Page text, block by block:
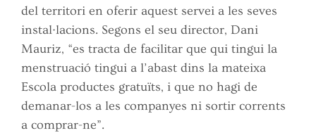
del territori en oferir aquest servei a les seves
instal·lacions. Segons el seu director, Dani
Mauriz, “es tracta de facilitar que qui tingui la
menstruació tingui a l’abast dins la mateixa
Escola productes gratuïts, i que no hagi de
demanar-los a les companyes ni sortir corrents
a comprar-ne”.